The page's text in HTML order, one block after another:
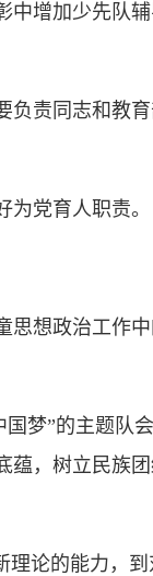
增加少先队辅
责同志和教育
党育人职责。
想政治工作中
梦”的主题队
蕴，树立民族
论的能力，到